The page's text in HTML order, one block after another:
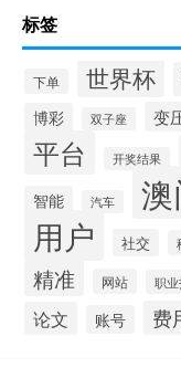
标签
下单 世界杯
博彩 双子座 变
平台 开奖结果
智能 汽车 澳
用户 社交
精准 网站 职
论文 账号 费